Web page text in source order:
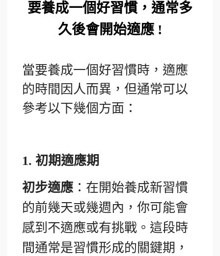
要養成一個好習慣，通常多
久後會開始適應 !
當要養成一個好習慣時，適應
的時間因人而異，但通常可以
參考以下幾個方面：
1. 初期適應期
初步適應 ：在開始養成新習慣
的前幾天或幾週內，你可能會
感到不適應或有挑戰。這段時
間通常是習慣形成的關鍵期，